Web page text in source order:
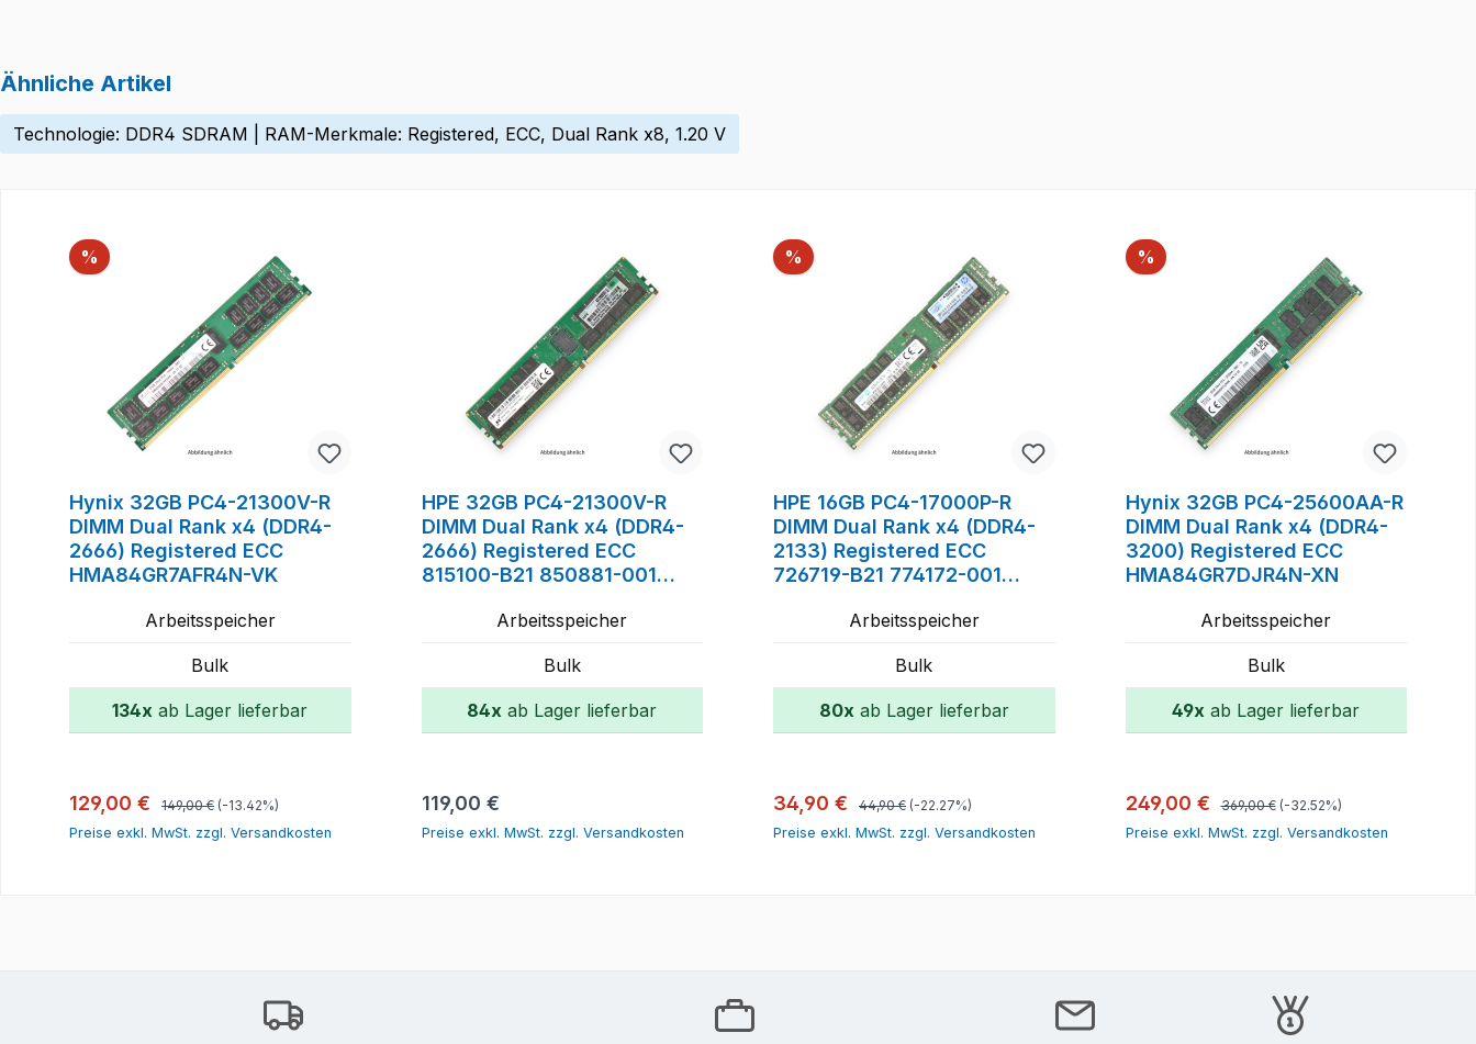
Ähnliche Artikel
Technologie: DDR4 SDRAM | RAM-Merkmale: Registered, ECC, Dual Rank x8, 1.20 V
% Rabatt
Hynix 32GB PC4-21300V-R
DIMM Dual Rank x4 (DDR4-
2666) Registered ECC
HMA84GR7AFR4N-VK
Arbeitsspeicher
Bulk
134x ab Lager lieferbar
Verkaufspreis:
129,00 € Regulärer Preis:
149,00 € (-13.42%)
Preise exkl. MwSt. zzgl. Versandkosten
In den Warenkorb
HPE 32GB PC4-21300V-R
DIMM Dual Rank x4 (DDR4-
2666) Registered ECC
815100-B21 850881-001
Arbeitsspeicher
Bulk
84x ab Lager lieferbar
Regulärer Preis:
119,00 €
Preise exkl. MwSt. zzgl. Versandkosten
In den Warenkorb
% Rabatt
HPE 16GB PC4-17000P-R
DIMM Dual Rank x4 (DDR4-
2133) Registered ECC
726719-B21 774172-001
Arbeitsspeicher
Bulk
80x ab Lager lieferbar
Verkaufspreis:
34,90 € Regulärer Preis:
44,90 € (-22.27%)
Preise exkl. MwSt. zzgl. Versandkosten
% Rabatt
Hynix 32GB PC4-25600AA-R
DIMM Dual Rank x4 (DDR4-
3200) Registered ECC
HMA84GR7DJR4N-XN
Arbeitsspeicher
Bulk
49x ab Lager lieferbar
Verkaufspreis:
249,00 € Regulärer Preis:
369,00 € (-32.52%)
Preise exkl. MwSt. zzgl. Versandkosten
In den Warenkorb